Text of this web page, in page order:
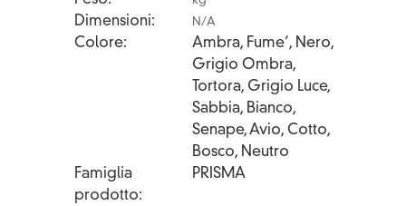
Dimensioni N/A
Colore
Ambra, Fume’, Nero,
Grigio Ombra,
Tortora, Grigio Luce,
Sabbia, Bianco,
Senape, Avio, Cotto,
Bosco, Neutro
Famiglia
prodotto
PRISMA